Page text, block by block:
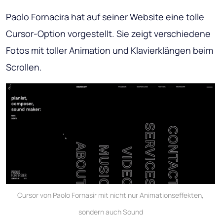
Paolo Fornacira hat auf seiner Website eine tolle
Cursor-Option vorgestellt. Sie zeigt verschiedene
Fotos mit toller Animation und Klavierklängen beim
Scrollen.
Cursor von Paolo Fornasir mit nicht nur Animationseffekten,
sondern auch Sound